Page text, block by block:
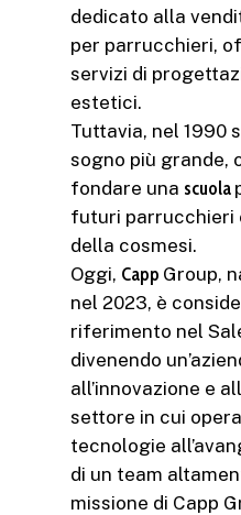
dedicato alla
per parrucchieri,
servizi di
estetici.
Tuttavia, nel 1990
sogno più grande,
fondare una scuola
futuri parrucchieri
della cosmesi.
Oggi, Capp Group,
nel 2023, è
riferimento nel
divenendo
all’innovazione e
settore in cui
tecnologie
di un team
missione di Capp